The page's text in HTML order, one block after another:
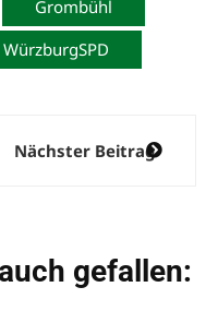
Grombühl
WürzburgSPD
Nächster Beitrag
gefallen: